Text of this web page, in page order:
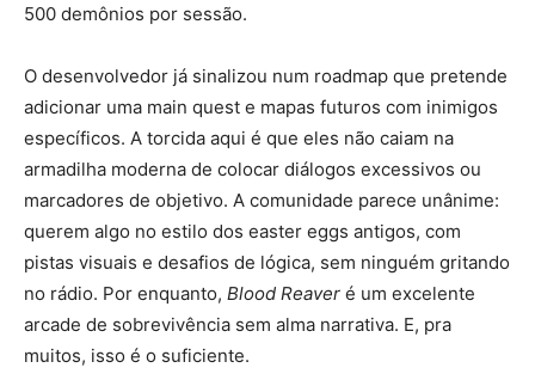
500 demônios por sessão.
O desenvolvedor já sinalizou num roadmap que pretende
adicionar uma main quest e mapas futuros com inimigos
específicos. A torcida aqui é que eles não caiam na
armadilha moderna de colocar diálogos excessivos ou
marcadores de objetivo. A comunidade parece unânime:
querem algo no estilo dos easter eggs antigos, com
pistas visuais e desafios de lógica, sem ninguém gritando
no rádio. Por enquanto, Blood Reaver é um excelente
arcade de sobrevivência sem alma narrativa. E, pra
muitos, isso é o suficiente.